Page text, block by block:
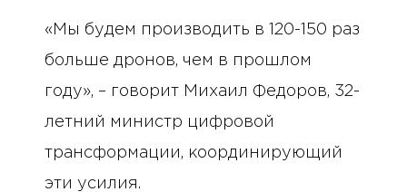
«Мы будем производить в 120-150 раз
больше дронов, чем в прошлом
году», – говорит Михаил Федоров, 32-
летний министр цифровой
трансформации, координирующий
эти усилия.